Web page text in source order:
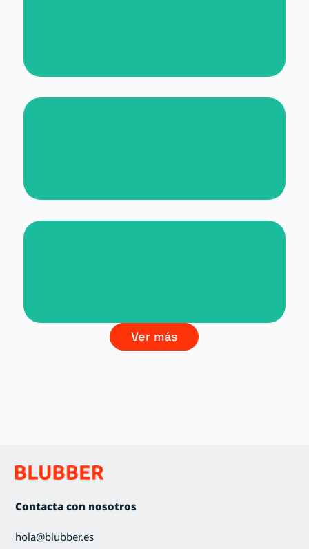
Ver más
Contacta con nosotros
hola@blubber.es